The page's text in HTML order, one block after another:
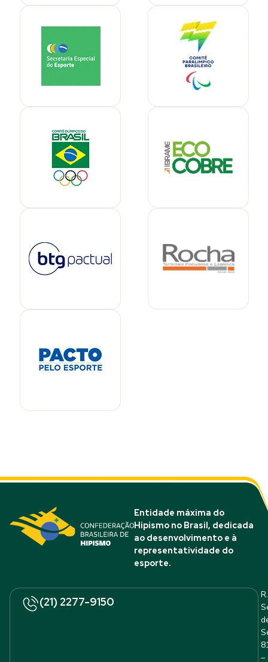
Entidade máxima do
Hipismo no Brasil, dedicada
ao desenvolvimento e à
representatividade do
esporte.
(21) 2277-9150
R.
–